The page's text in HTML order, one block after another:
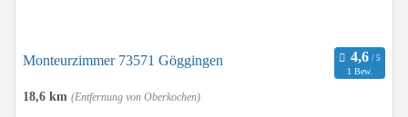
Monteurzimmer 73571 Göggingen
1 Bew.
18,6 km (Entfernung von Oberkochen)